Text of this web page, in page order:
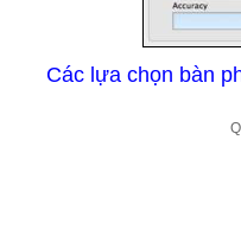
Các lựa chọn bàn